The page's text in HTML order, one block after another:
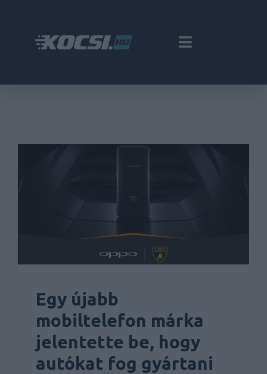
Egy újabb
mobiltelefon márka
jelentette be, hogy
autókat fog gyártani